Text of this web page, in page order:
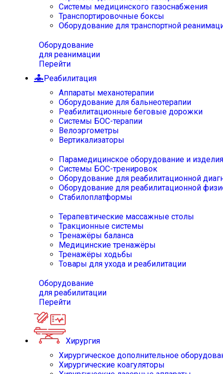
Системы медицинского газоснабжения
Транспортировочные боксы
Оборудование для транспортной
Оборудование
для реанимации
Перейти
Реабилитация
Аппараты механотерапии
Оборудование для бальнеотерапии
Реабилитационные беговые дорожки
Системы БОС-терапии
Велоэргометры
Вертикализаторы
Парамедицинское оборудование и изделия
Системы БОС-тренировок
Оборудование для реабилитационной
Оборудование для реабилитационной
Стабилоплатформы
Терапевтические массажные столы
Тракционные системы
Тренажёры баланса
Медицинские тренажёры
Тренажёры ходьбы
Товары для ухода и реабилитации
Оборудование
для реабилитации
Перейти
Хирургия
Хирургическое дополнительное
Хирургические коагуляторы